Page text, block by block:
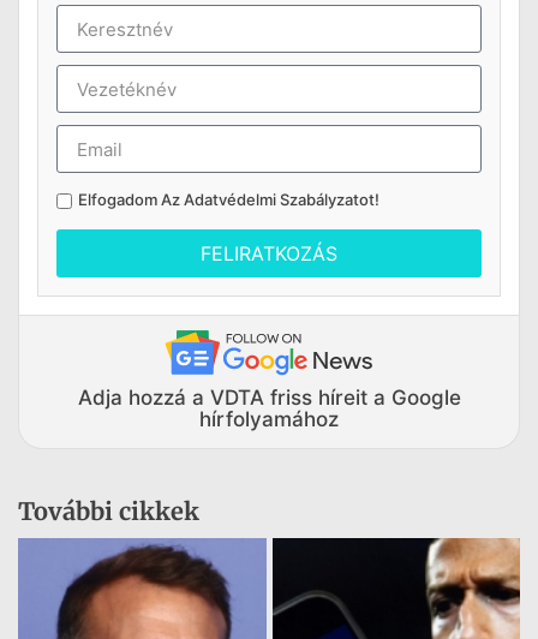
Elfogadom AzAdatvédelmi Szabályzatot!
FELIRATKOZÁS
Adja hozzá a VDTA friss híreit a Google
hírfolyamához
További cikkek